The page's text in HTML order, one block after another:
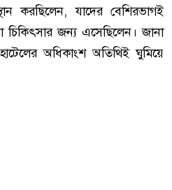
করছিলেন, যাদের বেশিরভাগই
চিকিৎসার জন্য এসেছিলেন। জানা
অধিকাংশ অতিথিই ঘুমিয়ে